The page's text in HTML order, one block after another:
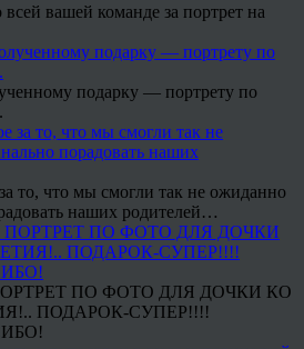
вашей команде за портрет на
подарку — портрету по
то, что мы смогли так не ожиданно
наших родителей…
ПО ФОТО ДЛЯ ДОЧКИ КО
ПОДАРОК-СУПЕР!!!!